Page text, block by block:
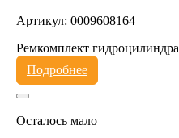
Артикул: 0009608164
Ремкомплект гидроцилиндра
Подробнее
Осталось мало